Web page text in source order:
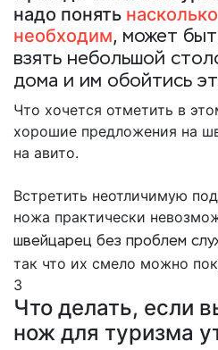
надо понять
необходим, может
взять небольшой
дома и им обойтись
Что хочется отметить в
хорошие предложения на
на авито.
Встретить неотличимую
ножа практически
швейцарец без проблем
так что их смело можно
3
Что делать, если
нож для туризма